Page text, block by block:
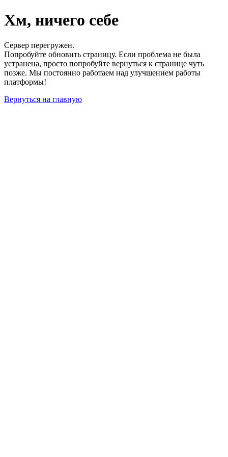
Хм, ничего себе
Сервер перегружен.
Попробуйте обновить страницу. Если проблема не была
устранена, просто попробуйте вернуться к странице чуть
позже. Мы постоянно работаем над улучшением работы
платформы!
Вернуться на главную